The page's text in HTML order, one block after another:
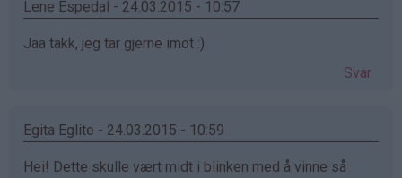
Lene Espedal - 24.03.2015 - 10:57
Jaa takk, jeg tar gjerne imot :)
Svar
Egita Eglite - 24.03.2015 - 10:59
Hei! Dette skulle vært midt i blinken med å vinne så